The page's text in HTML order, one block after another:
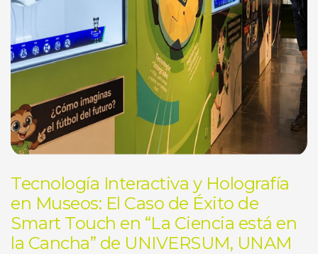
Tecnología Interactiva y Holografía
en Museos: El Caso de Éxito de
Smart Touch en “La Ciencia está en
la Cancha” de UNIVERSUM, UNAM